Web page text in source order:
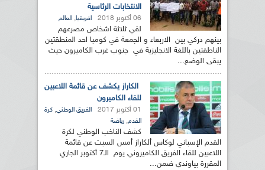
الانتخابات الرئاسية
06 أكتوبر 2018 افريقيا, العالم
لقي ثلاثة اشخاص مصرعهم
بينهم دركي بين الاربعاء و الجمعة في كومبا احد المنطقتين
الناطقتين باللغة الانجليزية في جنوب غرب الكاميرون حيث
يبقى الوضع...
الكاراز يكشف عن قائمة اللاعبين
للقاء الكاميرون
01 أكتوبر 2017 الفريق الوطني, كرة
القدم, رياضة
كشف الناخب الوطني لكرة
القدم الإسباني لوكاس ألكاراز أمس السبت عن قائمة
اللاعبين للقاء الفريق الكاميروني يوم الـ7 أكتوبر الجاري
المقررة بياوندي ضمن...